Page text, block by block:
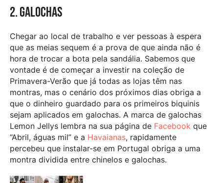
2. Galochas
Chegar ao local de trabalho e ver pessoas à espera
que as meias sequem é a prova de que ainda não é
hora de trocar a bota pela sandália. Sabemos que
vontade é de começar a investir na coleção de
Primavera-Verão que já todas as lojas têm nas
montras, mas o cenário dos próximos dias obriga a
que o dinheiro guardado para os primeiros biquinis
sejam aplicados em galochas. A marca de galochas
Lemon Jellys lembra na sua página de Facebook que
“Abril, águas mil” e a Havaianas, rapidamente
percebeu que instalar-se em Portugal obriga a uma
montra dividida entre chinelos e galochas.